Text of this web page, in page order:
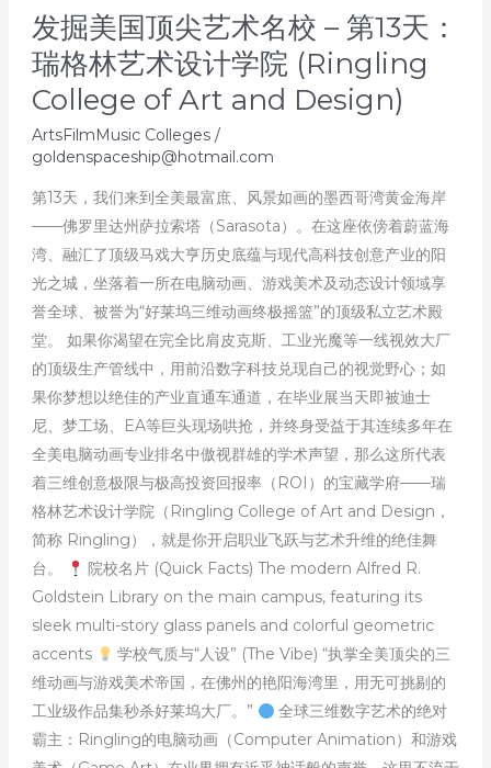
麻
省
艺
术
与
设
学
(Massachusetts
College
of
Art
and
Design)
发掘美国顶尖艺术名校 – 第13天：
瑞格林艺术设计学院 (Ringling
College of Art and Design)
ArtsFilmMusic Colleges/
goldenspaceship@hotmail.com
第13天，我们来到全美最富庶、风景如画的墨西哥湾黄金海岸
——佛罗里达州萨拉索塔（Sarasota）。在这座依傍着蔚蓝海
湾、融汇了顶级马戏大亨历史底蕴与现代高科技创意产业的阳
光之城，坐落着一所在电脑动画、游戏美术及动态设计领域享
誉全球、被誉为“好莱坞三维动画终极摇篮”的顶级私立艺术殿
堂。 如果你渴望在完全比肩皮克斯、工业光魔等一线视效大厂
的顶级生产管线中，用前沿数字科技兑现自己的视觉野心；如
果你梦想以绝佳的产业直通车通道，在毕业展当天即被迪士
尼、梦工场、EA等巨头现场哄抢，并终身受益于其连续多年在
全美电脑动画专业排名中傲视群雄的学术声望，那么这所代表
着三维创意极限与极高投资回报率（ROI）的宝藏学府——瑞
格林艺术设计学院（Ringling College of Art and Design，
简称 Ringling），就是你开启职业飞跃与艺术升维的绝佳舞
台。
院校名片 (Quick Facts) The modern Alfred R.
Goldstein Library on the main campus, featuring its
sleek multi-story glass panels and colorful geometric
accents
学校气质与“人设” (The Vibe) “执掌全美顶尖的三
维动画与游戏美术帝国，在佛州的艳阳海湾里，用无可挑剔的
工业级作品集秒杀好莱坞大厂。”
全球三维数字艺术的绝对
霸主：Ringling的电脑动画（Computer Animation）和游戏